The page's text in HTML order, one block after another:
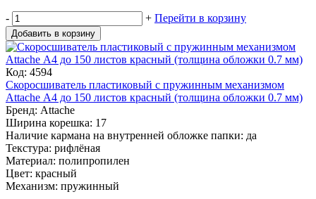
- + Перейти в корзину
Добавить в корзину
Код: 4594
Скоросшиватель пластиковый с пружинным механизмом
Attache А4 до 150 листов красный (толщина обложки 0.7 мм)
Бренд: Attache
Ширина корешка: 17
Наличие кармана на внутренней обложке папки: да
Текстура: рифлёная
Материал: полипропилен
Цвет: красный
Механизм: пружинный